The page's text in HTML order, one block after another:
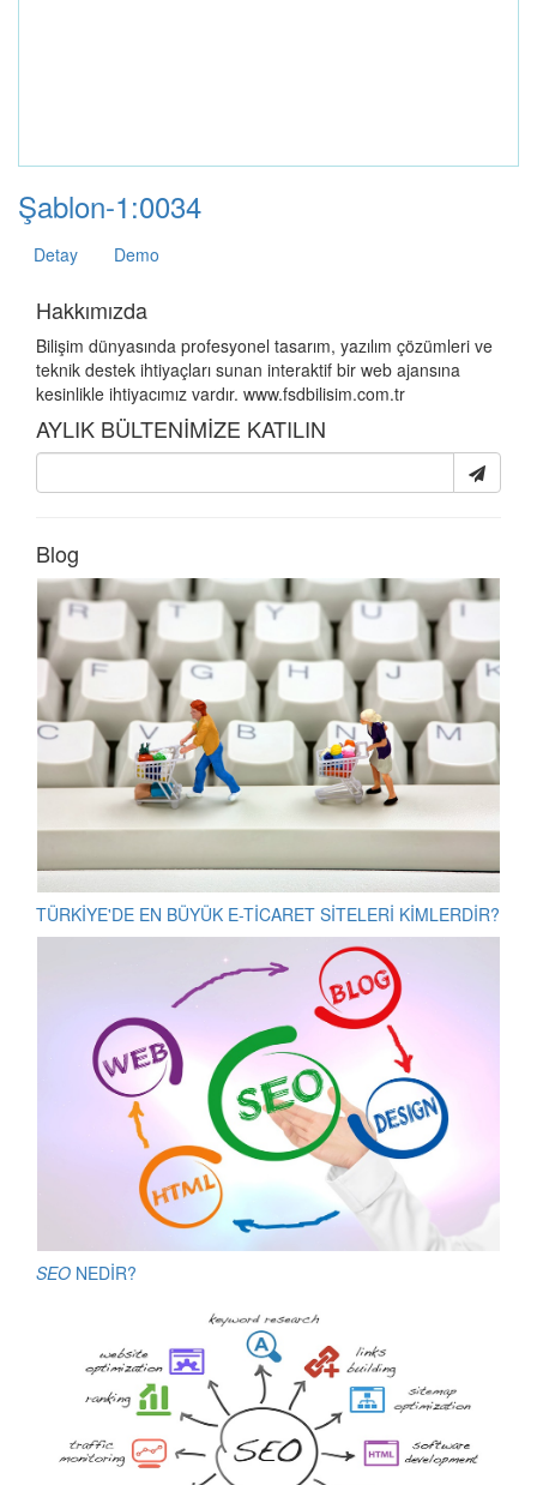
Şablon-1:0034
Detay Demo
Hakkımızda
Bilişim dünyasında profesyonel tasarım, yazılım çözümleri ve
teknik destek ihtiyaçları sunan interaktif bir web ajansına
kesinlikle ihtiyacımız vardır. www.fsdbilisim.com.tr
AYLIK BÜLTENİMİZE KATILIN
Blog
TÜRKİYE'DE EN BÜYÜK E-TİCARET SİTELERİ KİMLERDİR?
SEO NEDİR?